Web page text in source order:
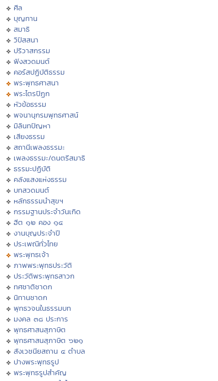
ศีล
บุญทาน
สมาธิ
วิปัสสนา
ปริวาสกรรม
ฟังสวดมนต์
คอร์สปฏิบัติธรรม
พระพุทธศาสนา
พระไตรปิฏก
หัวข้อธรรม
พจนานุกรมพุทธศาสน์
มิลินทปัญหา
เสียงธรรม
สถานีเพลงธรรมะ
เพลงธรรมะ/ดนตรีสมาธิ
ธรรมะปฏิบัติ
คลังแสงแห่งธรรม
บทสวดมนต์
หลักธรรมนำสุขฯ
กรรมฐานประจำวันเกิด
ฮีต ๑๒ คอง ๑๔
งานบุญประจำปี
ประเพณีทั่วไทย
พระพุทธเจ้า
ภาพพระพุทธประวัติ
ประวัติพระพุทธสาวก
ทศชาติชาดก
นิทานชาดก
พุทธวจนในธรรมบท
มงคล ๓๘ ประการ
พุทธศาสนสุภาษิต
พุทธศาสนสุภาษิต ๖๒๑
สังเวชนียสถาน ๔ ตำบล
ปางพระพุทธรูป
พระพุทธรูปสำคัญ